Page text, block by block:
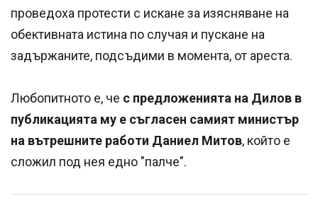
проведоха протести с искане за изясняване на
обективната истина по случая и пускане на
задържаните, подсъдими в момента, от ареста.
Любопитното е, че с предложенията на Дилов в
публикацията му е съгласен самият министър
на вътрешните работи Даниел Митов, който е
сложил под нея едно "палче".